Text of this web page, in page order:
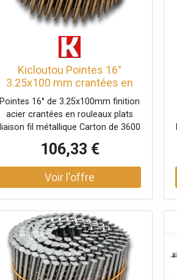
Kicloutou Pointes 16°
3.25x100 mm crantées en
rouleaux plats fil métal X
3600
Pointes 16° de 3.25x100mm finition
acier crantées en rouleaux plats
liaison fil métallique Carton de 3600
106,33 €